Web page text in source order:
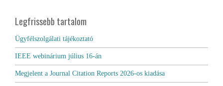
Legfrissebb tartalom
Ügyfélszolgálati tájékoztató
IEEE webinárium július 16-án
Megjelent a Journal Citation Reports 2026-os kiadása